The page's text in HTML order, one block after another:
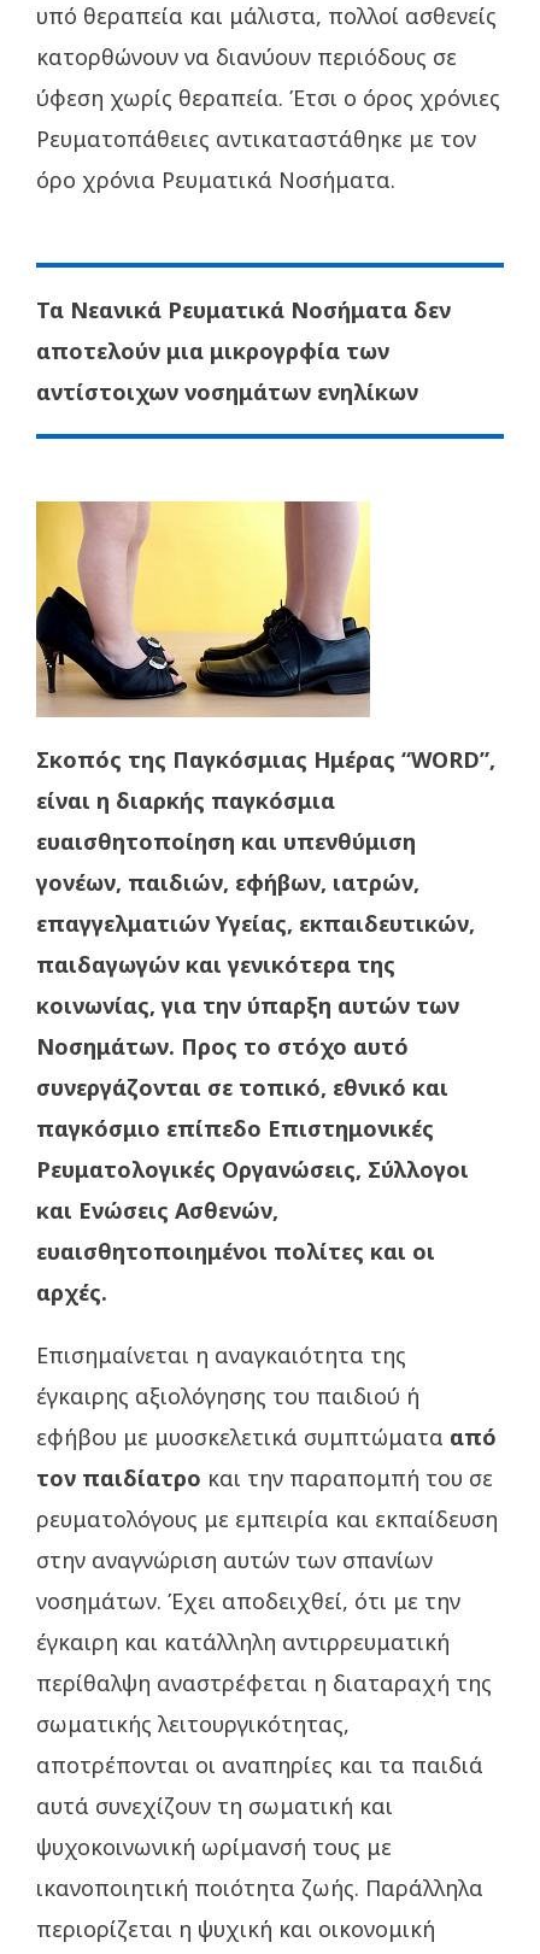
υπό θεραπεία και μάλιστα, πολλοί ασθενείς
κατορθώνουν να διανύουν περιόδους σε
ύφεση χωρίς θεραπεία. Έτσι ο όρος χρόνιες
Ρευματοπάθειες αντικαταστάθηκε με τον
όρο χρόνια Ρευματικά Νοσήματα.
Τα Νεανικά Ρευματικά Νοσήματα δεν
αποτελούν μια μικρογρφία των
αντίστοιχων νοσημάτων ενηλίκων
Σκοπός της Παγκόσμιας Ημέρας “WORD”,
είναι η διαρκής παγκόσμια
ευαισθητοποίηση και υπενθύμιση
γονέων, παιδιών, εφήβων, ιατρών,
επαγγελματιών Υγείας, εκπαιδευτικών,
παιδαγωγών και γενικότερα της
κοινωνίας, για την ύπαρξη αυτών των
Νοσημάτων. Προς το στόχο αυτό
συνεργάζονται σε τοπικό, εθνικό και
παγκόσμιο επίπεδο Επιστημονικές
Ρευματολογικές Οργανώσεις, Σύλλογοι
και Ενώσεις Ασθενών,
ευαισθητοποιημένοι πολίτες και οι
αρχές.
Επισημαίνεται η αναγκαιότητα της
έγκαιρης αξιολόγησης του παιδιού ή
εφήβου με μυοσκελετικά συμπτώματα από
τον παιδίατρο και την παραπομπή του σε
ρευματολόγους με εμπειρία και εκπαίδευση
στην αναγνώριση αυτών των σπανίων
νοσημάτων. Έχει αποδειχθεί, ότι με την
έγκαιρη και κατάλληλη αντιρρευματική
περίθαλψη αναστρέφεται η διαταραχή της
σωματικής λειτουργικότητας,
αποτρέπονται οι αναπηρίες και τα παιδιά
αυτά συνεχίζουν τη σωματική και
ψυχοκοινωνική ωρίμανσή τους με
ικανοποιητική ποιότητα ζωής. Παράλληλα
περιορίζεται η ψυχική και οικονομική